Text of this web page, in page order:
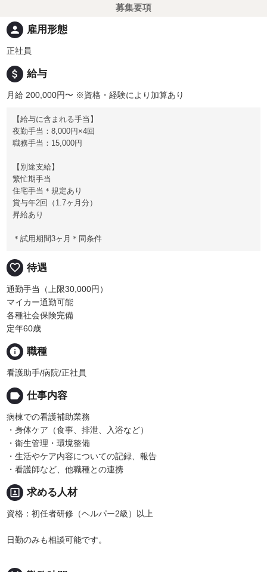
募集要項
person 雇用形態
正社員
attach_money 給与
月給 200,000円〜 ※資格・経験により加算あり
【給与に含まれる手当】
夜勤手当：8,000円×4回
職務手当：15,000円
【別途支給】
繁忙期手当
住宅手当＊規定あり
賞与年2回（1.7ヶ月分）
昇給あり
＊試用期間3ヶ月＊同条件
favorite_border 待遇
通勤手当（上限30,000円）
マイカー通勤可能
各種社会保険完備
定年60歳
info 職種
看護助手/病院/正社員
label 仕事内容
病棟での看護補助業務
・身体ケア（食事、排泄、入浴など）
・衛生管理・環境整備
・生活やケア内容についての記録、報告
・看護師など、他職種との連携
portrait 求める人材
資格：初任者研修（ヘルパー2級）以上
日勤のみも相談可能です。